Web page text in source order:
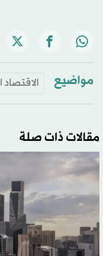
مواضيع
مقالات ذات صلة